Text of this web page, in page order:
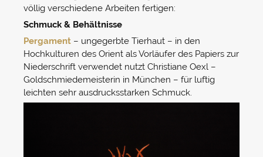
völlig verschiedene Arbeiten fertigen:
Schmuck & Behältnisse
Pergament – ungegerbte Tierhaut – in den
Hochkulturen des Orient als Vorläufer des Papiers zur
Niederschrift verwendet nutzt Christiane Oexl –
Goldschmiedemeisterin in München – für luftig
leichten sehr ausdrucksstarken Schmuck.